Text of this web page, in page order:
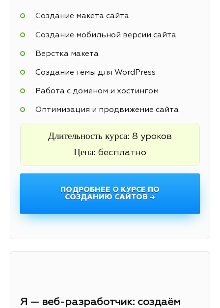
Создание макета сайта
Создание мобильной версии сайта
Верстка макета
Создание темы для WordPress
Работа с доменом и хостингом
Оптимизация и продвижение сайта
Длительность курса: 8 уроков
Цена: бесплатно
ПОДРОБНЕЕ О КУРСЕ ПО
СОЗДАНИЮ САЙТОВ →
Я — веб-разработчик: создаём